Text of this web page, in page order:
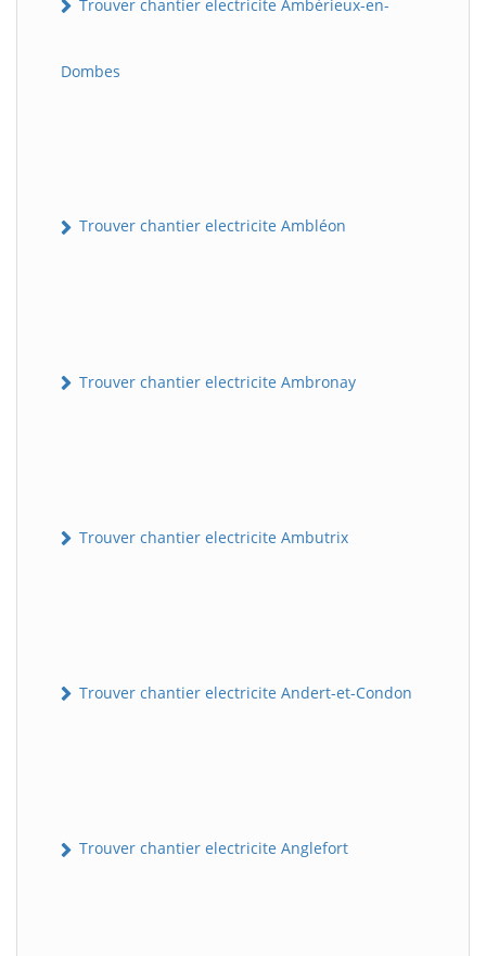
Trouver chantier electricite Ambérieux-en-
Dombes
Trouver chantier electricite Ambléon
Trouver chantier electricite Ambronay
Trouver chantier electricite Ambutrix
Trouver chantier electricite Andert-et-Condon
Trouver chantier electricite Anglefort